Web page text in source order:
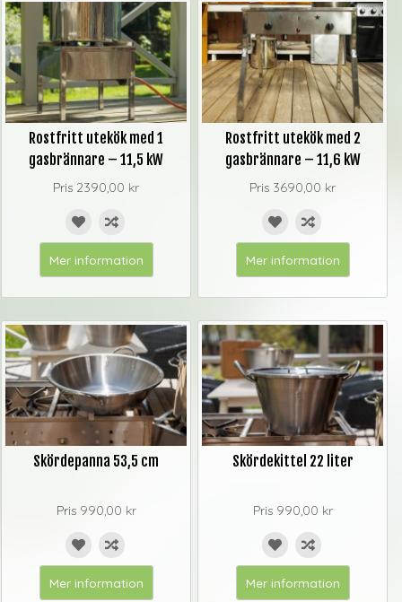
Rostfritt utekök med 1
gasbrännare – 11,5 kW
Pris 2390,00 kr
Mer information
Rostfritt utekök med 2
gasbrännare – 11,6 kW
Pris 3690,00 kr
Mer information
Skördepanna 53,5 cm
Pris 990,00 kr
Mer information
Skördekittel 22 liter
Pris 990,00 kr
Mer information